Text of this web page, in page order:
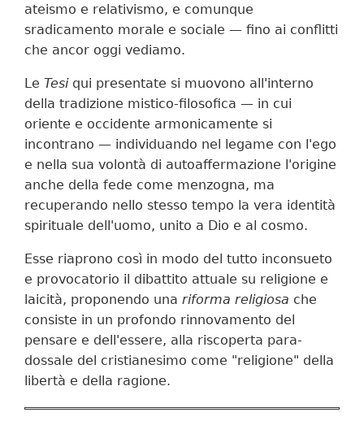
ateismo e relativismo, e comunque
sradicamento morale e sociale — fino ai con­flitti
che ancor oggi vediamo.
Le Tesi qui presentate si muovono all'interno
della tradi­zione mistico-filosofica — in cui
oriente e occidente armo­nicamente si
incontrano — individuando nel legame con l'ego
e nella sua volontà di autoaffermazione l'origine
anche della fede come menzogna, ma
recuperando nello stesso tempo la vera identità
spirituale dell'uomo, unito a Dio e al cosmo.
Esse riaprono così in modo del tutto inconsueto
e provo­catorio il dibattito attuale su religione e
laicità, proponen­do una riforma religiosa che
consiste in un profondo rinno­vamento del
pensare e dell'essere, alla riscoperta para­
dossale del cristianesimo come "religione" della
libertà e della ragione.